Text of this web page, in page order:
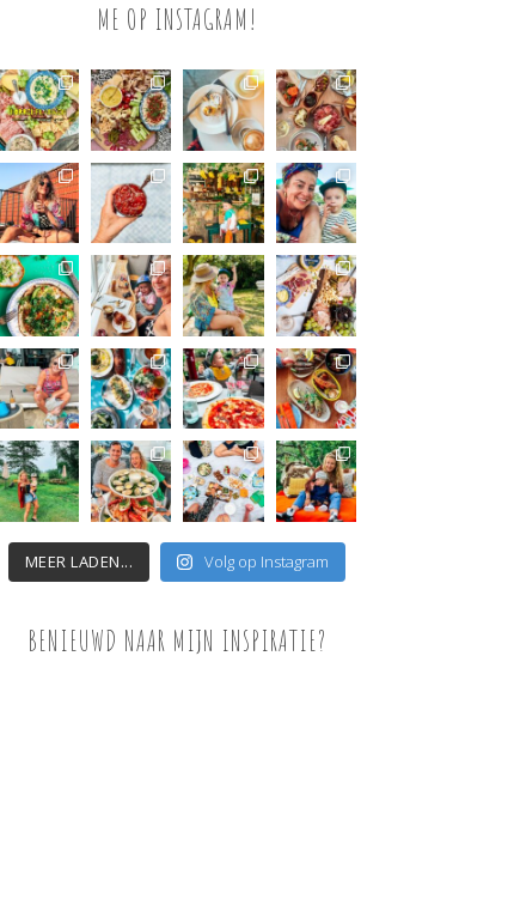
ME OP INSTAGRAM!
MEER LADEN... Volg op Instagram
BENIEUWD NAAR MIJN INSPIRATIE?